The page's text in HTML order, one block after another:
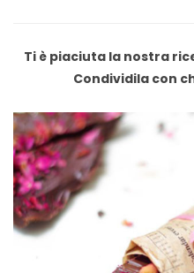
Ti è piaciuta la nostra
Condividila con